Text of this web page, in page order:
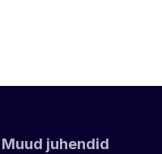
Muud juhendid